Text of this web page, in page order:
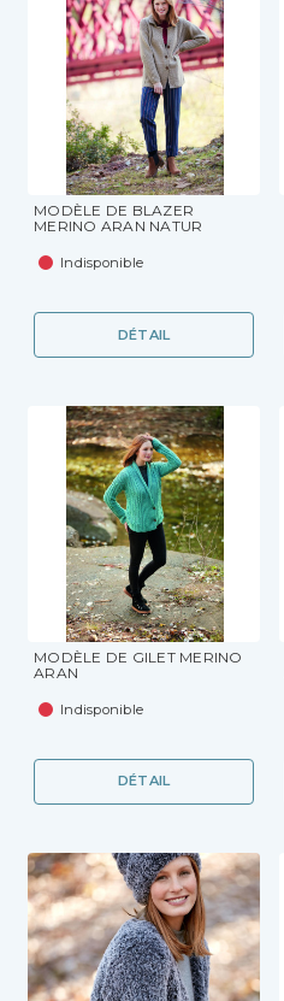
MODÈLE DE BLAZER
MERINO ARAN NATUR
Indisponible
DÉTAIL
MODÈLE DE GILET MERINO
ARAN
Indisponible
DÉTAIL